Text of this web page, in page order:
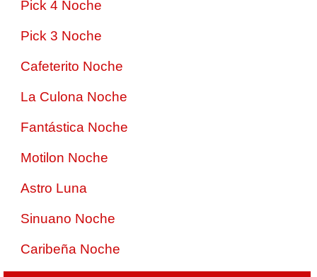
Pick 4 Noche
Pick 3 Noche
Cafeterito Noche
La Culona Noche
Fantástica Noche
Motilon Noche
Astro Luna
Sinuano Noche
Caribeña Noche